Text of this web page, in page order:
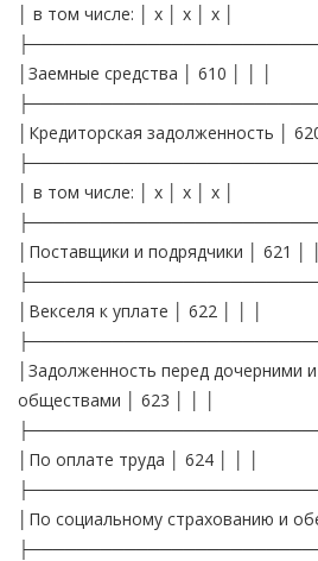
│ в том числе: │ х │ х │ х │
│Заемные средства │ 610 │ │ │
│Кредиторская задолженность │
│ в том числе: │ х │ х │ х │
│Поставщики и подрядчики │ 621 │ │
│Векселя к уплате │ 622 │ │ │
│Задолженность перед дочерними
обществами │ 623 │ │ │
│По оплате труда │ 624 │ │ │
│По социальному страхованию и